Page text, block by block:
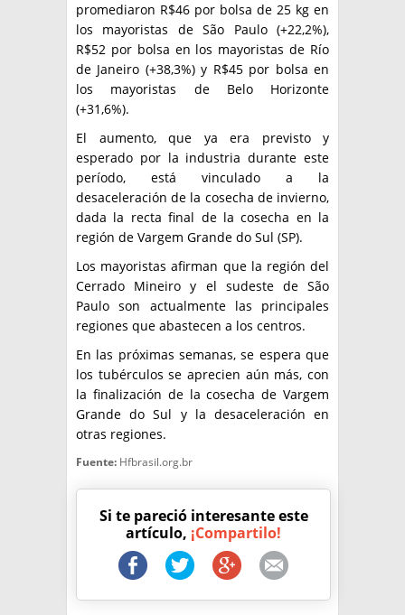
promediaron R$46 por bolsa de 25 kg en
los mayoristas de São Paulo (+22,2%),
R$52 por bolsa en los mayoristas de Río
de Janeiro (+38,3%) y R$45 por bolsa en
los mayoristas de Belo Horizonte
(+31,6%).
El aumento, que ya era previsto y
esperado por la industria durante este
período, está vinculado a la
desaceleración de la cosecha de invierno,
dada la recta final de la cosecha en la
región de Vargem Grande do Sul (SP).
Los mayoristas afirman que la región del
Cerrado Mineiro y el sudeste de São
Paulo son actualmente las principales
regiones que abastecen a los centros.
En las próximas semanas, se espera que
los tubérculos se aprecien aún más, con
la finalización de la cosecha de Vargem
Grande do Sul y la desaceleración en
otras regiones.
Fuente: Hfbrasil.org.br
Si te pareció interesante este
artículo, ¡Compartilo!